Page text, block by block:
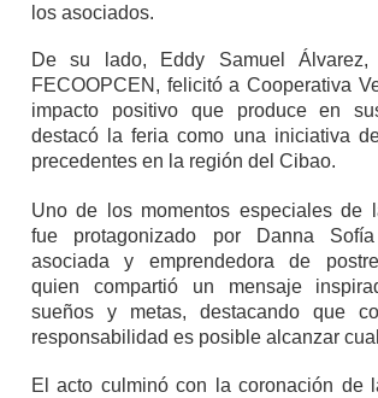
los asociados.
De su lado, Eddy Samuel Álvarez,
FECOOPCEN, felicitó a Cooperativa
impacto positivo que produce en
destacó la feria como una iniciativa
precedentes en la región del Cibao.
Uno de los momentos especiales de
fue protagonizado por Danna
asociada y emprendedora de
quien compartió un mensaje
sueños y metas, destacando que
responsabilidad es posible alcanzar
El acto culminó con la coronación de